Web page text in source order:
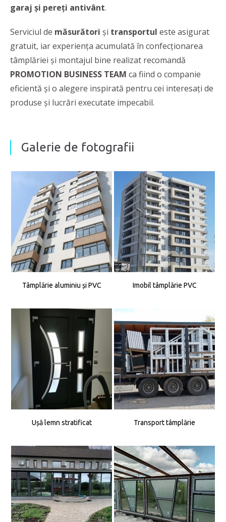
garaj și pereți antivânt.
Serviciul de măsurători și transportul este asigurat
gratuit, iar experiența acumulată în confecționarea
tâmplăriei și montajul bine realizat recomandă
PROMOTION BUSINESS TEAM ca fiind o companie
eficientă și o alegere inspirată pentru cei interesați de
produse și lucrări executate impecabil.
Galerie de fotografii
Tâmplărie aluminiu și PVC Imobil tâmplărie PVC
Ușă lemn stratificat Transport tâmplărie